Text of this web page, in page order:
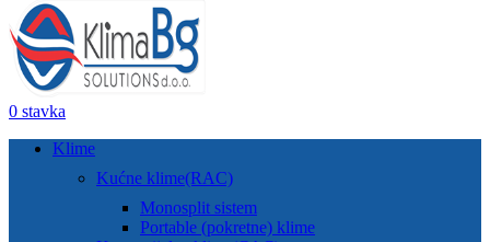
0 stavka
Klime
Kućne klime(RAC)
Monosplit sistem
Portable (pokretne) klime